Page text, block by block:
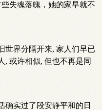
失魂落魄，她的家早就不
界分隔开来, 家人们早已
, 或许相似, 但也不再是同
实过了段安静平和的日